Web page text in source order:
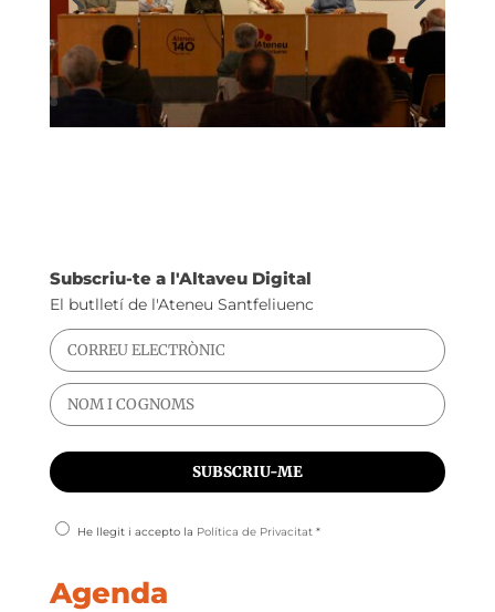
Subscriu-te a l'Altaveu Digital
El butlletí de l'Ateneu Santfeliuenc
He llegit i accepto la Política de Privacitat*
Agenda